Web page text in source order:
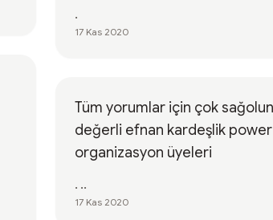
.
17 Kas 2020
Tüm yorumlar için çok sağolun
değerli efnan kardeşlik power
organizasyon üyeleri
. ..
17 Kas 2020